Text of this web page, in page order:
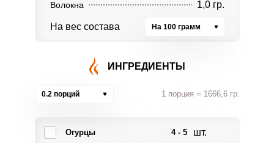
Волокна 1,0 гр.
На вес состава На 100 грамм
ИНГРЕДИЕНТЫ
0.2 порций 1 порция = 1666,6 гр.
Огурцы 4 - 5 шт.